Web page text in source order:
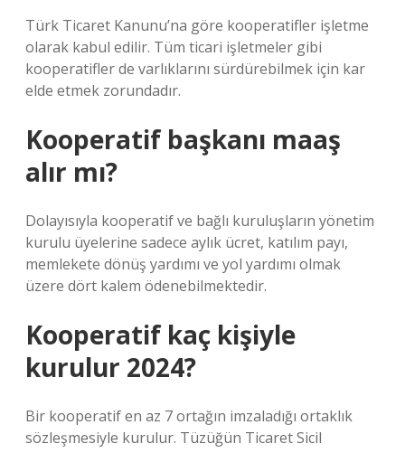
Türk Ticaret Kanunu’na göre kooperatifler işletme
olarak kabul edilir. Tüm ticari işletmeler gibi
kooperatifler de varlıklarını sürdürebilmek için kar
elde etmek zorundadır.
Kooperatif başkanı maaş
alır mı?
Dolayısıyla kooperatif ve bağlı kuruluşların yönetim
kurulu üyelerine sadece aylık ücret, katılım payı,
memlekete dönüş yardımı ve yol yardımı olmak
üzere dört kalem ödenebilmektedir.
Kooperatif kaç kişiyle
kurulur 2024?
Bir kooperatif en az 7 ortağın imzaladığı ortaklık
sözleşmesiyle kurulur. Tüzüğün Ticaret Sicil